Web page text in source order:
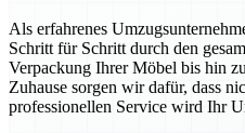
Als erfahrenes
Schritt für Schritt durch den
Verpackung Ihrer Möbel bis hin
Zuhause sorgen wir dafür, dass
professionellen Service wird Ihr